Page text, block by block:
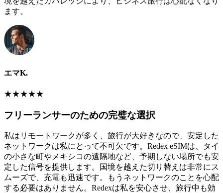
ます。
エマK.
★★★★★
フリーランサーのための完璧な選択
私はリモートワークが多く、旅行が大好きなので、安定した
ネットワークは私にとって不可欠です。Redex eSIMは、タイ
の小さな町やメキシコの遠隔地など、予期しない場所でも安
定した信号を提供します。国境を越えた切り替えは非常にス
ムーズで、充電も迅速です。もうネットワークのことを心配
する必要はありません。Redexは私を安心させ、旅行中も効